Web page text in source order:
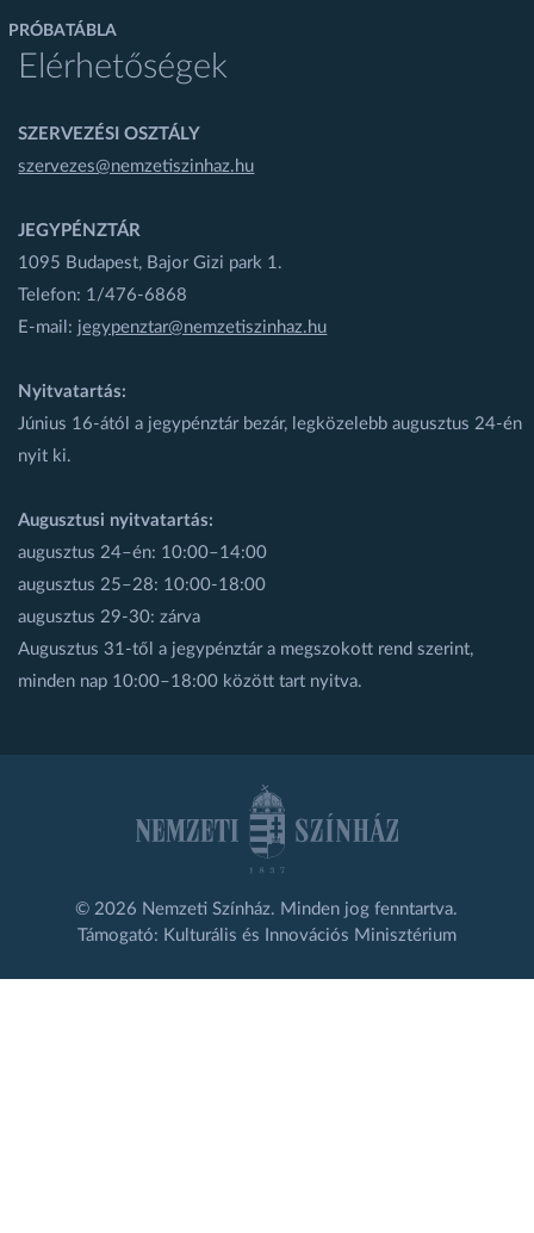
PRÓBATÁBLA
Elérhetőségek
SZERVEZÉSI OSZTÁLY
szervezes@nemzetiszinhaz.hu
JEGYPÉNZTÁR
1095 Budapest, Bajor Gizi park 1.
Telefon: 1/476-6868
E-mail: jegypenztar@nemzetiszinhaz.hu
Nyitvatartás:
Június 16-ától a jegypénztár bezár, legközelebb augusztus 24-én
nyit ki.
Augusztusi nyitvatartás:
augusztus 24–én: 10:00–14:00
augusztus 25–28: 10:00-18:00
augusztus 29-30: zárva
Augusztus 31-től a jegypénztár a megszokott rend szerint,
minden nap 10:00–18:00 között tart nyitva.
© 2026 Nemzeti Színház. Minden jog fenntartva.
Támogató: Kulturális és Innovációs Minisztérium